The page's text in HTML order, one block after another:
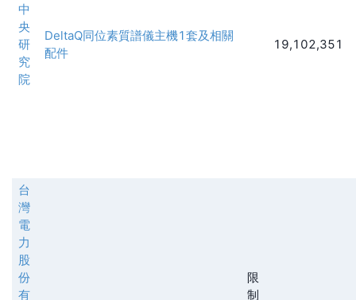
中
央
研
究
院
DeltaQ同位素質譜儀主機1套及相關
配件
19,102,351
台
灣
電
力
股
份
有
限
制